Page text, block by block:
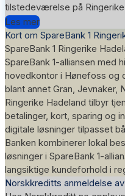
tilstedeværelse på
Les mer
Kort om SpareBank 1
SpareBank 1 Ringerike
SpareBank 1-alliansen med
hovedkontor i Hønefoss og
blant annet Gran, Jevnaker,
Ringerike Hadeland tilbyr
betalinger, kort, sparing og
digitale løsninger tilpasset
Banken kombinerer lokal
løsninger i SpareBank 1-
langsiktige kundeforhold i
Norskkreditts anmeldelse